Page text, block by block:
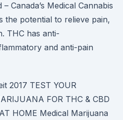
Canada’s Medical Cannabis
the potential to relieve pain,
THC has anti-
and anti-pain
2017 TEST YOUR
FOR THC & CBD
HOME Medical Marijuana